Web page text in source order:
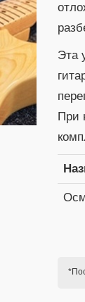
Эта
При